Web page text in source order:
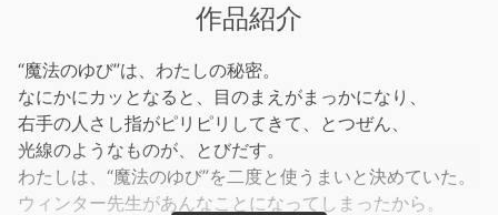
作品紹介
“魔法のゆび”は、わたしの秘密。
なにかにカッとなると、目のまえがまっかになり、
右手の人さし指がピリピリしてきて、とつぜん、
光線のようなものが、とびだす。
わたしは、“魔法のゆび”を二度と使うまいと決めていた。
ウィンター先生があんなことになってしまったから。